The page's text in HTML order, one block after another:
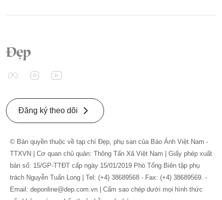
Đăng ký theo dõi
© Bản quyền thuộc về tạp chí Đẹp, phụ san của Báo Ảnh Việt Nam -
TTXVN | Cơ quan chủ quản: Thông Tấn Xã Việt Nam | Giấy phép xuất
bản số: 15/GP-TTĐT cấp ngày 15/01/2019 Phó Tổng Biên tập phụ
trách Nguyễn Tuấn Long | Tel: (+4) 38689568 - Fax: (+4) 38689569. -
Email: deponline@dep.com.vn | Cấm sao chép dưới mọi hình thức